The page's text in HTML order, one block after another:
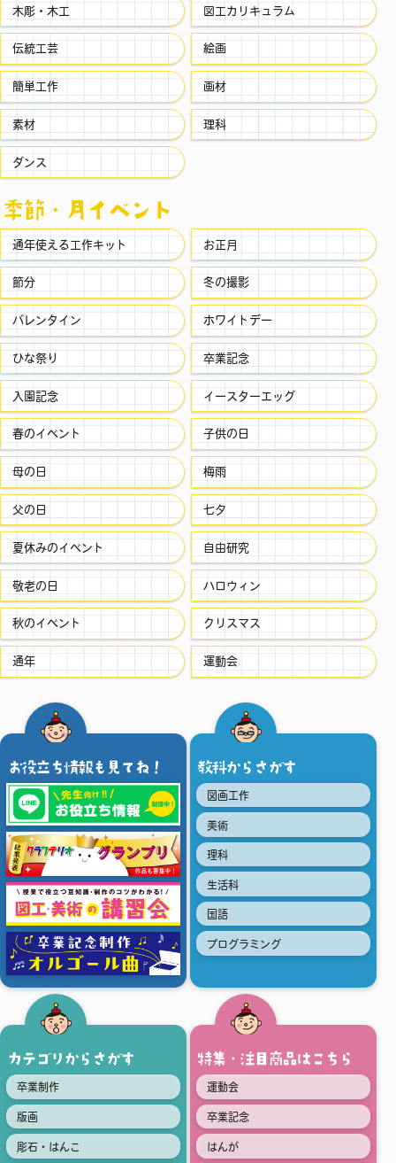
お役立ち情報も見てね！ 教科からさがす
図画工作
美術
理科
生活科
国語
プログラミング
カテゴリからさがす
卒業制作
版画
彫石・はんこ
特集・注目商品はこちら
運動会
卒業記念
はんが
木彫・木工 図工カリキュラム
伝統工芸 絵画
簡単工作 画材
素材 理科
ダンス
季節・⽉イベント
通年使える工作キット お正月
節分 冬の撮影
バレンタイン ホワイトデー
ひな祭り 卒業記念
入園記念 イースターエッグ
春のイベント 子供の日
母の日 梅雨
父の日 七夕
夏休みのイベント 自由研究
敬老の日 ハロウィン
秋のイベント クリスマス
通年 運動会